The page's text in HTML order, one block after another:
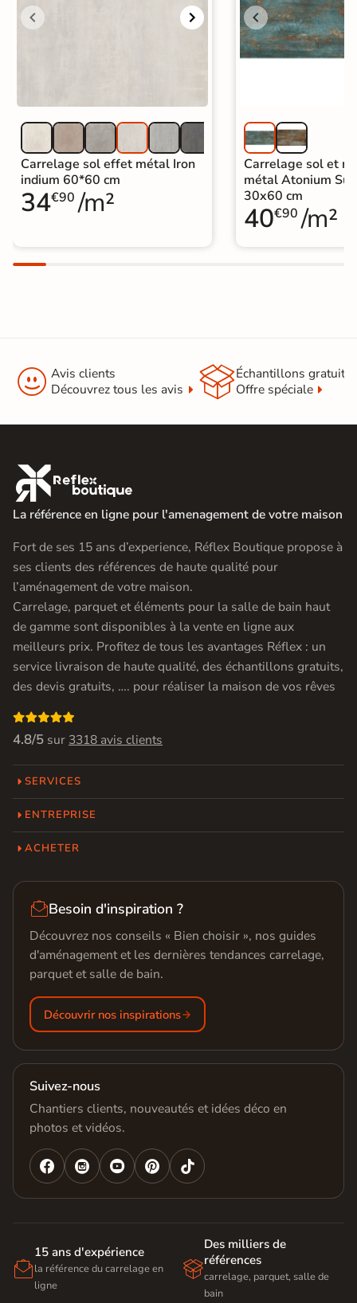
Carrelage imitation metal|
Carrelage grand format et XXL|
|Carrelage marron
Carrelage sol cuisine|
Carrelage sol effet métal Iron
indium 60*60 cm
34€90 /m²
Carrelage sol et
métal Atonium
30x60 cm
40€90 /m²
 Avis clients
Découvrez tous les avis
Échantillons gratuit
Offre spéciale

La référence en ligne pour l'amenagement de votre maison
Fort de ses 15 ans d’experience, Réflex Boutique propose à
ses clients des références de haute qualité pour
l’aménagement de votre maison.
Carrelage, parquet et éléments pour la salle de bain haut
de gamme sont disponibles à la vente en ligne aux
meilleurs prix. Profitez de tous les avantages Réflex : un
service livraison de haute qualité, des échantillons gratuits,
des devis gratuits, …. pour réaliser la maison de vos rêves

4.8/5 sur 3318 avis clients
SERVICES
ENTREPRISE
ACHETER
Besoin d'inspiration ?
Découvrez nos conseils « Bien choisir », nos guides
d'aménagement et les dernières tendances carrelage,
parquet et salle de bain.
Découvrir nos inspirations
Suivez-nous
Chantiers clients, nouveautés et idées déco en
photos et vidéos.
   

15 ans d'expérience
la référence du carrelage en
ligne

Des milliers de
références
carrelage, parquet, salle de
bain